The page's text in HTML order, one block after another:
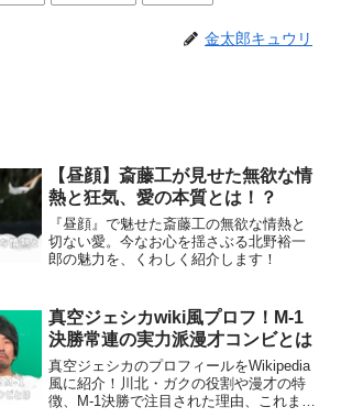
金太郎キュウリ
【昼顔】斎藤工が見せた無欲な情
熱と狂気、愛の本質とは！？
『昼顔』で魅せた斎藤工の無欲な情熱と
切ない愛。今なお心を揺さぶる北野裕一
郎の魅力を、くわしく紹介します！
真空ジェシカwiki風プロフ！M-1
決勝常連の実力派漫才コンビとは
真空ジェシカのプロフィールをWikipedia
風に紹介！川北・ガクの役割や漫才の特
徴、M-1決勝で注目された理由、これまで